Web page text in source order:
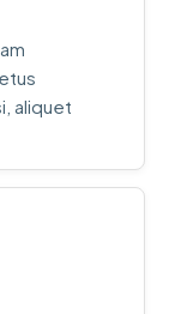
aliquet